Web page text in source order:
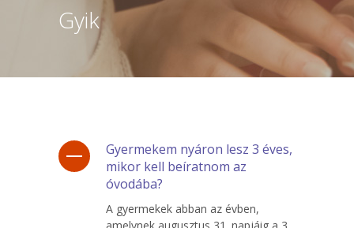
Gyik
Gyermekem nyáron lesz 3 éves,
mikor kell beíratnom az
óvodába?
A gyermekek abban az évben,